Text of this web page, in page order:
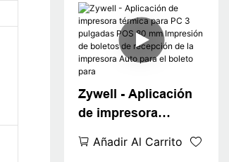
Impresión Bluetooth
POS
USB+RS232+LAN+B
T
Zywell - Aplicación
de impresora
pulgadas POS 80
Añadir Al Carrito